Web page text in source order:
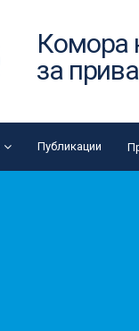
Комора
за
Публикации